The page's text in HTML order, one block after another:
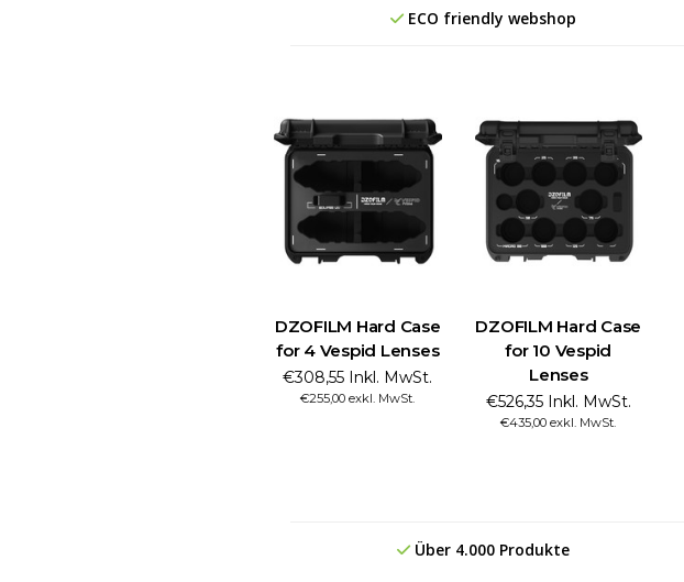
ECO friendly webshop
DZOFILM Hard Case
for 4 Vespid Lenses
€308,55 Inkl. MwSt.
€255,00 exkl. MwSt.
DZOFILM Hard Case
for 10 Vespid
Lenses
€526,35 Inkl. MwSt.
€435,00 exkl. MwSt.
Über 4.000 Produkte